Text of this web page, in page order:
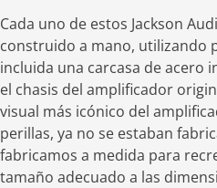
Cada uno de estos Jackson
construido a mano, utilizando
incluida una carcasa de acero
el chasis del amplificador
visual más icónico del
perillas, ya no se estaban
fabricamos a medida para
tamaño adecuado a las